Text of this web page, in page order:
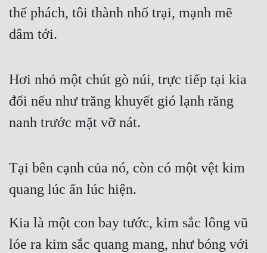
thế phách, tôi thành nhố trại, mạnh mẽ
dâm tới.
Hơi nhỏ một chút gò núi, trực tiếp tại kia
đối nếu như trăng khuyết gió lạnh răng
nanh trước mặt vỡ nát.
Tại bên cạnh của nó, còn có một vệt kim
quang lúc ấn lúc hiện.
Kia là một con bay tước, kim sắc lông vũ
lóe ra kim sắc quang mang, như bóng với